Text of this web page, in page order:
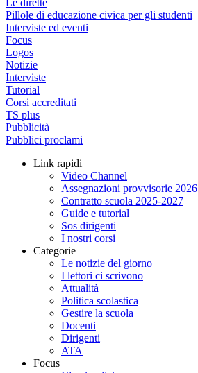
Le dirette
Pillole di educazione civica per gli studenti
Interviste ed eventi
Focus
Logos
Notizie
Interviste
Tutorial
Corsi accreditati
TS plus
Pubblicità
Pubblici proclami
Link rapidi
Video Channel
Assegnazioni provvisorie 2026
Contratto scuola 2025-2027
Guide e tutorial
Sos dirigenti
I nostri corsi
Categorie
Le notizie del giorno
I lettori ci scrivono
Attualità
Politica scolastica
Gestire la scuola
Docenti
Dirigenti
ATA
Focus